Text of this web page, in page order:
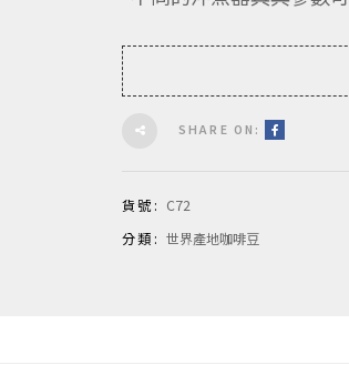
SHARE ON:
貨號: C72
分類: 世界產地咖啡豆